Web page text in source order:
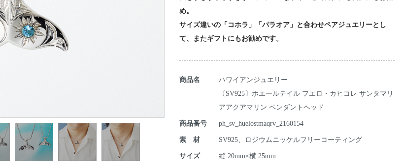
め。
サイズ違いの「コホラ」「パラオア」と合わせペアジュエリーとし
て、またギフトにもお勧めです。
商品名
ハワイアンジュエリー
〔SV925〕ホエールテイル フエロ・カヒコレ サンタマリ
アアクアマリン ペンダントヘッド
商品番号 ph_sv_huelostmaqrv_2160154
素 材 SV925、ロジウムニッケルフリーコーティング
サイズ 縦 20mm×横 25mm